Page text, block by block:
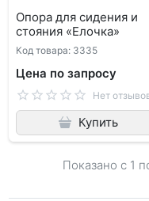
Опора для сидения и
стояния «Елочка»
Код товара: 3335
Цена по запросу
Нет
Купить
Показано с 1